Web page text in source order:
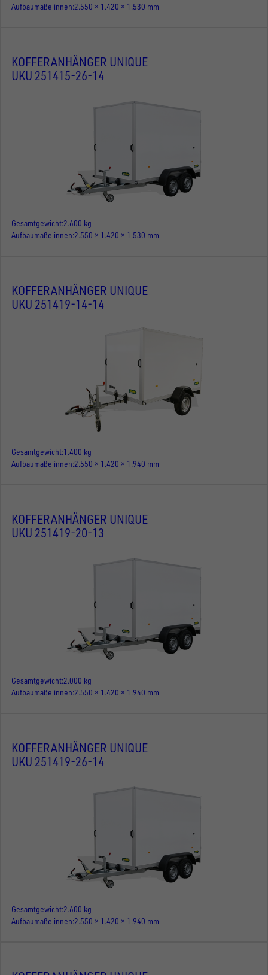
Aufbaumaße innen 2.550 × 1.420 × 1.530 mm
KOFFERANHÄNGER UNIQUE
UKU 251415-26-14
Gesamtgewicht 2.600 kg
Aufbaumaße innen 2.550 × 1.420 × 1.530 mm
KOFFERANHÄNGER UNIQUE
UKU 251419-14-14
Gesamtgewicht 1.400 kg
Aufbaumaße innen 2.550 × 1.420 × 1.940 mm
KOFFERANHÄNGER UNIQUE
UKU 251419-20-13
Gesamtgewicht 2.000 kg
Aufbaumaße innen 2.550 × 1.420 × 1.940 mm
KOFFERANHÄNGER UNIQUE
UKU 251419-26-14
Gesamtgewicht 2.600 kg
Aufbaumaße innen 2.550 × 1.420 × 1.940 mm